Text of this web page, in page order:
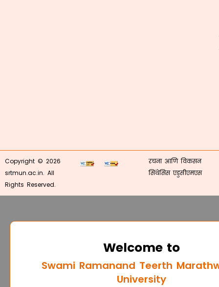
Copyright © 2026
srtmun.ac.in. All
Rights Reserved.
रचना आणि विकसन
सिंथेसिस एडुसीएमएस
Welcome to
Swami Ramanand Teerth
University